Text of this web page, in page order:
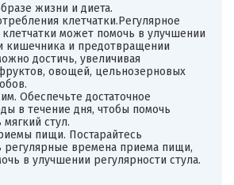
жизни и диета.
клетчатки.Регулярное
может помочь в улучшении
кишечника и предотвращении
достичь, увеличивая
овощей, цельнозерновых
Обеспечьте достаточное
в течение дня, чтобы помочь
стул.
пищи. Постарайтесь
регулярные времена приема пищи,
в улучшении регулярности стула.